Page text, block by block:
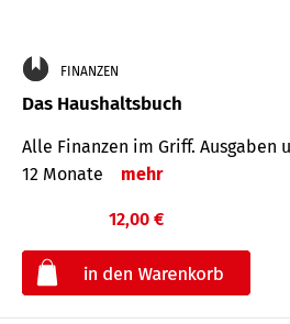
FINANZEN
Das Haushaltsbuch
Alle Finanzen im Griff. Aus­gaben
12 Monate
mehr
12,00 €